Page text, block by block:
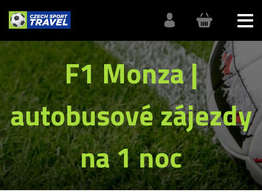
F1 Monza |
autobusové zájezdy
na 1 noc